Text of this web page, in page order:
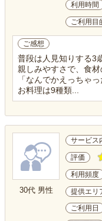
利用時間
ご利用目
ご感想
普段は人見知りする3
親しみやすさで、食
「なんでかえっちゃ
お料理は9種類...
30代 男性
サービス
評価
利用頻度
提供エリ
ご利用日